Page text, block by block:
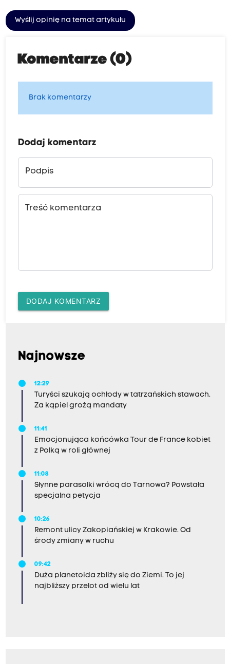
Wyślij opinię na temat artykułu
Komentarze (0)
Brak komentarzy
Dodaj komentarz
Podpis
Treść komentarza
DODAJ KOMENTARZ
Najnowsze
12:29
Turyści szukają ochłody w tatrzańskich stawach.
Za kąpiel grożą mandaty
11:41
Emocjonująca końcówka Tour de France kobiet
z Polką w roli głównej
11:08
Słynne parasolki wrócą do Tarnowa? Powstała
specjalna petycja
10:26
Remont ulicy Zakopiańskiej w Krakowie. Od
środy zmiany w ruchu
09:42
Duża planetoida zbliży się do Ziemi. To jej
najbliższy przelot od wielu lat